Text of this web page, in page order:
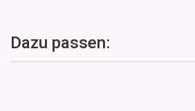
Dazu passen: